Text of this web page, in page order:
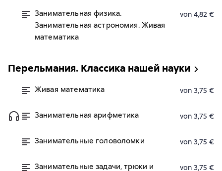
Занимательная физика.
Занимательная астрономия. Живая
математика
von 4,82 €
Перельмания. Классика нашей науки
Живая математика von 3,75 €
Занимательная арифметика von 3,75 €
Занимательные головоломки von 3,75 €
Занимательные задачи, трюки и von 3,75 €